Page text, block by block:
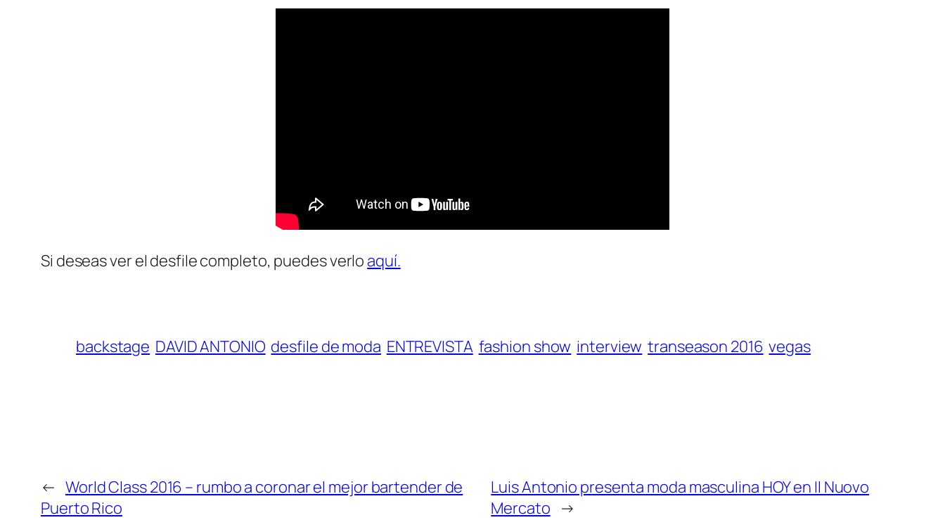
Si deseas ver el desfile completo, puedes verlo aquí.
backstage DAVID ANTONIO desfile de moda ENTREVISTA fashion show interview transeason 2016 vegas
← World Class 2016 – rumbo a coronar el mejor bartender de
Puerto Rico
Luis Antonio presenta moda masculina HOY en Il Nuovo
Mercato →